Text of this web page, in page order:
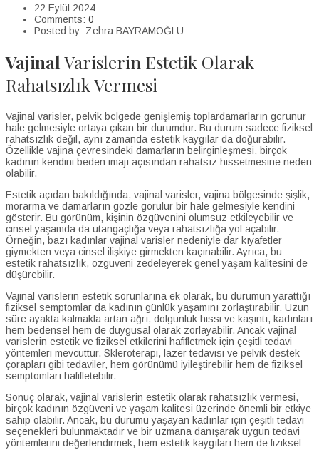
22 Eylül 2024
Comments: 0
Posted by: Zehra BAYRAMOĞLU
Vajinal Varislerin Estetik Olarak
Rahatsızlık Vermesi
Vajinal varisler, pelvik bölgede genişlemiş toplardamarların görünür
hale gelmesiyle ortaya çıkan bir durumdur. Bu durum sadece fiziksel
rahatsızlık değil, aynı zamanda estetik kaygılar da doğurabilir.
Özellikle vajina çevresindeki damarların belirginleşmesi, birçok
kadının kendini beden imajı açısından rahatsız hissetmesine neden
olabilir.
Estetik açıdan bakıldığında, vajinal varisler, vajina bölgesinde şişlik,
morarma ve damarların gözle görülür bir hale gelmesiyle kendini
gösterir. Bu görünüm, kişinin özgüvenini olumsuz etkileyebilir ve
cinsel yaşamda da utangaçlığa veya rahatsızlığa yol açabilir.
Örneğin, bazı kadınlar vajinal varisler nedeniyle dar kıyafetler
giymekten veya cinsel ilişkiye girmekten kaçınabilir. Ayrıca, bu
estetik rahatsızlık, özgüveni zedeleyerek genel yaşam kalitesini de
düşürebilir.
Vajinal varislerin estetik sorunlarına ek olarak, bu durumun yarattığı
fiziksel semptomlar da kadının günlük yaşamını zorlaştırabilir. Uzun
süre ayakta kalmakla artan ağrı, dolgunluk hissi ve kaşıntı, kadınları
hem bedensel hem de duygusal olarak zorlayabilir. Ancak vajinal
varislerin estetik ve fiziksel etkilerini hafifletmek için çeşitli tedavi
yöntemleri mevcuttur. Skleroterapi, lazer tedavisi ve pelvik destek
çorapları gibi tedaviler, hem görünümü iyileştirebilir hem de fiziksel
semptomları hafifletebilir.
Sonuç olarak, vajinal varislerin estetik olarak rahatsızlık vermesi,
birçok kadının özgüveni ve yaşam kalitesi üzerinde önemli bir etkiye
sahip olabilir. Ancak, bu durumu yaşayan kadınlar için çeşitli tedavi
seçenekleri bulunmaktadır ve bir uzmana danışarak uygun tedavi
yöntemlerini değerlendirmek, hem estetik kaygıları hem de fiziksel